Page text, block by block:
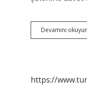
Devamını okuyun
https://